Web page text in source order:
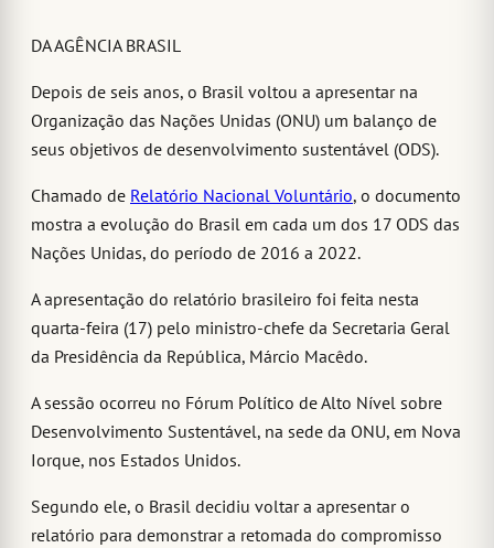
DA AGÊNCIA BRASIL
Depois de seis anos, o Brasil voltou a apresentar na
Organização das Nações Unidas (ONU) um balanço de
seus objetivos de desenvolvimento sustentável (ODS).
Chamado de Relatório Nacional Voluntário, o documento
mostra a evolução do Brasil em cada um dos 17 ODS das
Nações Unidas, do período de 2016 a 2022.
A apresentação do relatório brasileiro foi feita nesta
quarta-feira (17) pelo ministro-chefe da Secretaria Geral
da Presidência da República, Márcio Macêdo.
A sessão ocorreu no Fórum Político de Alto Nível sobre
Desenvolvimento Sustentável, na sede da ONU, em Nova
Iorque, nos Estados Unidos.
Segundo ele, o Brasil decidiu voltar a apresentar o
relatório para demonstrar a retomada do compromisso